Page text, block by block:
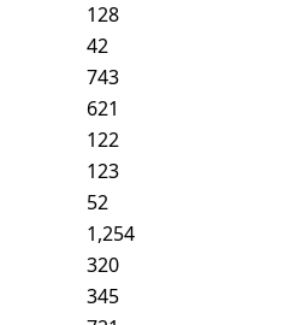
128
42
743
621
122
123
52
1,254
320
345